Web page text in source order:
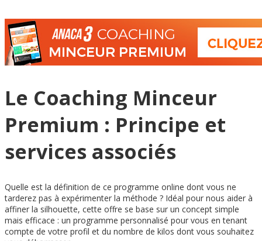
Le Coaching Minceur
Premium : Principe et
services associés
Quelle est la définition de ce programme online dont vous ne
tarderez pas à expérimenter la méthode ? Idéal pour nous aider à
affiner la silhouette, cette offre se base sur un concept simple
mais efficace : un programme personnalisé pour vous en tenant
compte de votre profil et du nombre de kilos dont vous souhaitez